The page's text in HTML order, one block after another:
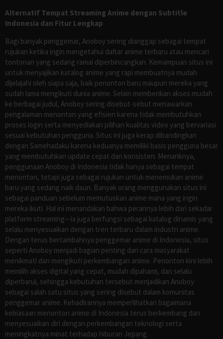
Alternatif Tempat Streaming Anime dengan Subtitle
Indonesia dan Fitur Lengkap
Bagi banyak penggemar, Anoboy sering dianggap sebagai tempat
rujukan ketika ingin mengetahui daftar anime terbaru atau mencari
tontonan yang sedang ramai diperbincangkan. Kemampuan situs ini
untuk menyajikan katalog anime yang rapi membuatnya mudah
dijelajahi oleh siapa saja, baik penonton baru maupun mereka yang
sudah lama mengikuti dunia anime. Selain memberikan akses mudah
ke berbagai judul, Anoboy sering disebut-sebut menawarkan
pengalaman menonton yang efisien karena tidak membutuhkan
proses login serta menyediakan pilihan kualitas video yang bervariasi
sesuai kebutuhan pengguna. Situs ini juga kerap dibandingkan
dengan Samehadaku karena keduanya memiliki basis pengguna besar
yang membutuhkan update cepat dan konsisten. Menariknya,
penggunaan Anoboy di Indonesia tidak hanya sebagai tempat
menonton, tetapi juga sebagai rujukan untuk menemukan anime
baru yang sedang naik daun. Banyak orang menggunakan situs ini
sebagai panduan sebelum memutuskan anime mana yang ingin
mereka ikuti. Hal ini menandakan bahwa perannya lebih dari sekadar
platform streaming—ia juga berfungsi sebagai katalog dinamis yang
selalu menyesuaikan dengan tren terbaru dalam industri anime.
Dengan terus bertambahnya penggemar anime di Indonesia, situs
seperti Anoboy menjadi bagian penting dari cara masyarakat
menikmati dan mengikuti perkembangan anime. Penonton kini lebih
memilih akses digital yang cepat, mudah dipahami, dan selalu
diperbarui, sehingga kebutuhan tersebut menjadikan Anoboy
sebagai salah satu situs yang sering disebut dalam komunitas
penggemar anime. Kehadirannya memperlihatkan bagaimana
kebiasaan menonton anime di Indonesia terus berkembang dan
menyesuaikan diri dengan perkembangan teknologi serta
meningkatnya minat terhadap hiburan Jepang.